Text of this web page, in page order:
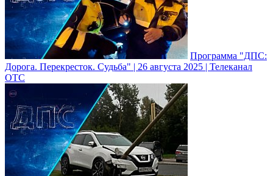
Программа "ДПС:
Дорога. Перекресток. Судьба" | 26 августа 2025 | Телеканал
ОТС